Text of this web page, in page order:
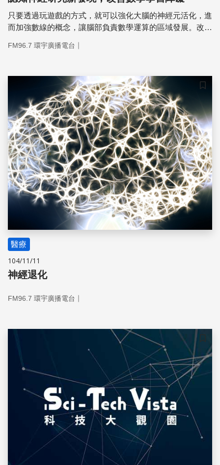
只要透過玩遊戲的方式，就可以強化大腦的神經元活化，進
而加強數線的概念，讓腦部負責數學運算的區域發展。改善
可以強化大腦對數理空間的演算連結！
FM96.7 環宇廣播電台 ｜
儲存
醫療
104/11/11
神經退化
FM96.7 環宇廣播電台 ｜
儲存